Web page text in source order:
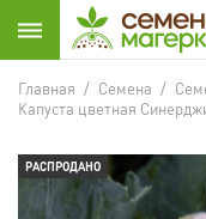
Главная / Семена /
Капуста цветная
РАСПРОДАНО